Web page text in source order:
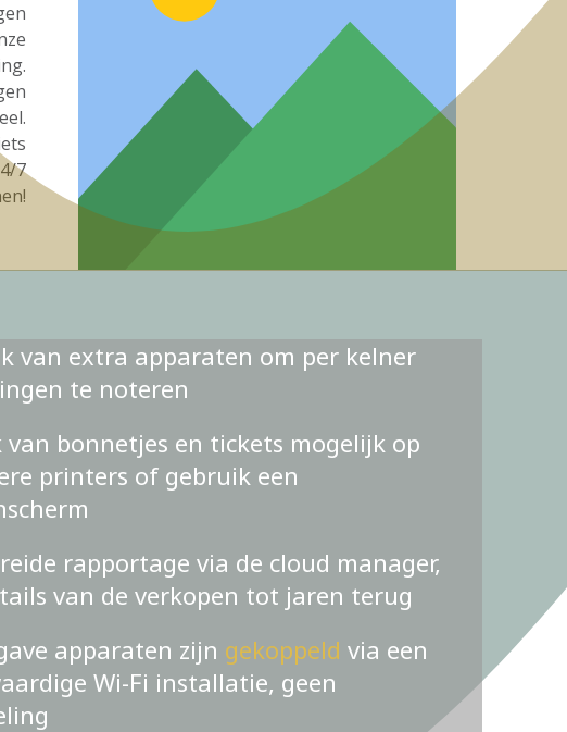
7
van extra apparaten om per kelner
te noteren
bonnetjes en tickets mogelijk op
printers of gebruik een
rapportage via de cloud manager,
van de verkopen tot jaren terug
apparaten zijn gekoppeld via een
Wi-Fi installatie, geen